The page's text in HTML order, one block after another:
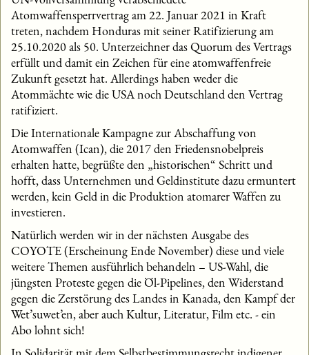
Atomwaffensperrvertrag am 22. Januar 2021 in Kraft
treten, nachdem Honduras mit seiner Ratifizierung am
25.10.2020 als 50. Unterzeichner das Quorum des Vertrags
erfüllt und damit ein Zeichen für eine atomwaffenfreie
Zukunft gesetzt hat. Allerdings haben weder die
Atommächte wie die USA noch Deutschland den Vertrag
ratifiziert.
Die Internationale Kampagne zur Abschaffung von
Atomwaffen (Ican), die 2017 den Friedensnobelpreis
erhalten hatte, begrüßte den „historischen“ Schritt und
hofft, dass Unternehmen und Geldinstitute dazu ermuntert
werden, kein Geld in die Produktion atomarer Waffen zu
investieren.
Natürlich werden wir in der nächsten Ausgabe des
COYOTE (Erscheinung Ende November) diese und viele
weitere Themen ausführlich behandeln – US-Wahl, die
jüngsten Proteste gegen die Öl-Pipelines, den Widerstand
gegen die Zerstörung des Landes in Kanada, den Kampf der
Wet’suwet’en, aber auch Kultur, Literatur, Film etc. - ein
Abo lohnt sich!